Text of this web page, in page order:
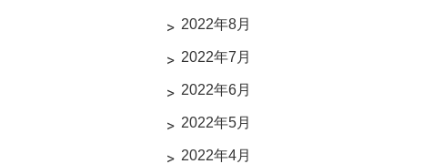
2022年8月
2022年7月
2022年6月
2022年5月
2022年4月